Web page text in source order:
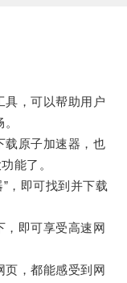
，可以帮助用户
原子加速器，也
能了。
即可找到并下载
即可享受高速网
，都能感受到网